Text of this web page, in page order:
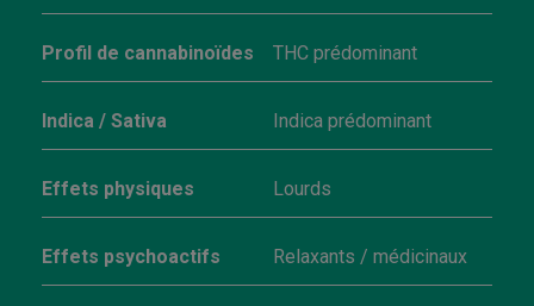
Profil de cannabinoïdes THC prédominant
Indica / Sativa Indica prédominant
Effets physiques Lourds
Effets psychoactifs Relaxants / médicinaux